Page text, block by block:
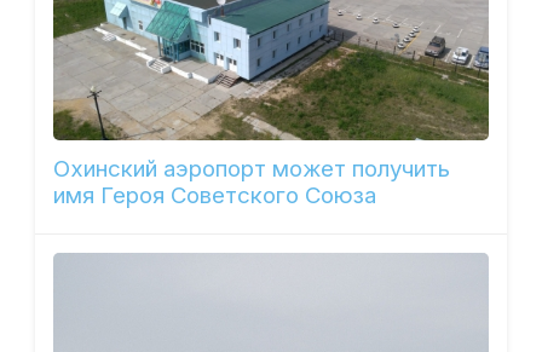
Охинский аэропорт может получить
имя Героя Советского Союза